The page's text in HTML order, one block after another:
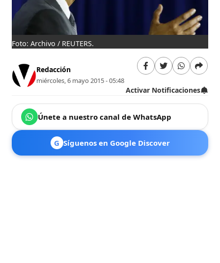
Foto: Archivo / REUTERS.
Redacción
miércoles, 6 mayo 2015 - 05:48
Activar Notificaciones
Únete a nuestro canal de WhatsApp
G Síguenos en Google Discover